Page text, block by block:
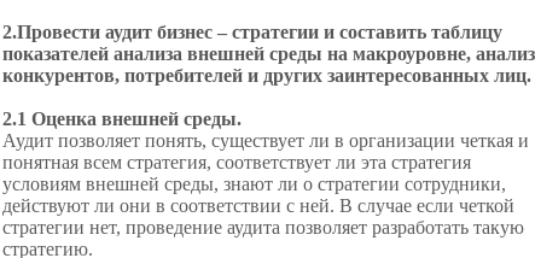
2.Провести аудит бизнес – стратегии и составить таблицу
показателей анализа внешней среды на макроуровне, анализ
конкурентов, потребителей и других заинтересованных лиц.
2.1 Оценка внешней среды.
Аудит позволяет понять, существует ли в организации четкая и
понятная всем стратегия, соответствует ли эта стратегия
условиям внешней среды, знают ли о стратегии сотрудники,
действуют ли они в соответствии с ней. В случае если четкой
стратегии нет, проведение аудита позволяет разработать такую
стратегию.